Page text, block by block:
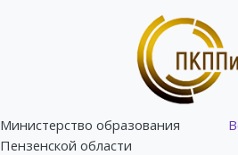
Министерство образования
Пензенской области